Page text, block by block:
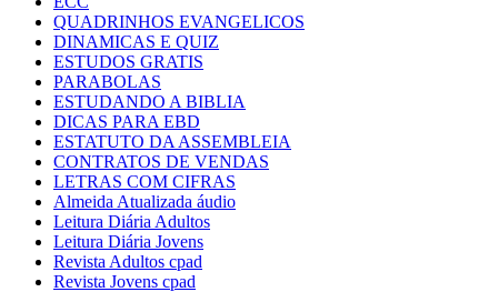
QUADRINHOS EVANGELICOS
DINAMICAS E QUIZ
ESTUDOS GRATIS
PARABOLAS
ESTUDANDO A BIBLIA
DICAS PARA EBD
ESTATUTO DA ASSEMBLEIA
CONTRATOS DE VENDAS
LETRAS COM CIFRAS
Almeida Atualizada áudio
Leitura Diária Adultos
Leitura Diária Jovens
Revista Adultos cpad
Revista Jovens cpad